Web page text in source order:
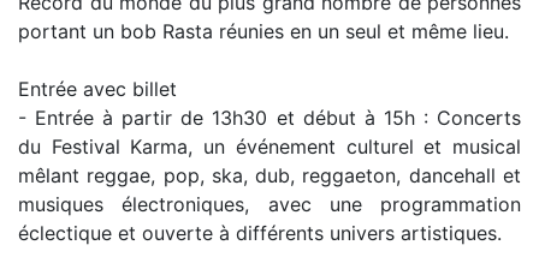
portant un bob Rasta réunies en un seul et même lieu.
Entrée avec billet
- Entrée à partir de 13h30 et début à 15h : Concerts
du Festival Karma, un événement culturel et musical
mêlant reggae, pop, ska, dub, reggaeton, dancehall et
musiques électroniques, avec une programmation
éclectique et ouverte à différents univers artistiques.